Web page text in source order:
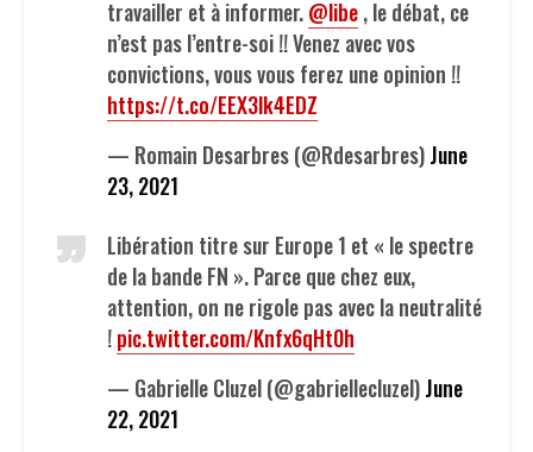
travailler et à informer.@libe, le débat, ce
n’est pas l’entre-soi !! Venez avec vos
convictions, vous vous ferez une opinion !!
https://t.co/EEX3lk4EDZ
— Romain Desarbres (@Rdesarbres)June
23, 2021
Libération titre sur Europe 1 et « le spectre
de la bande FN ». Parce que chez eux,
attention, on ne rigole pas avec la neutralité
!pic.twitter.com/Knfx6qHt0h
— Gabrielle Cluzel (@gabriellecluzel)June
22, 2021